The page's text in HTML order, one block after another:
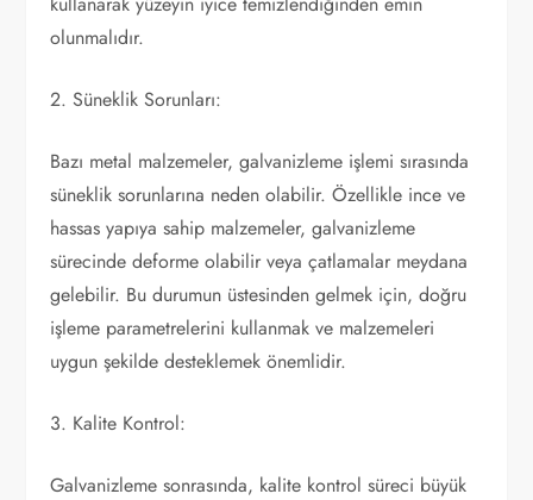
olunmalıdır.
2. Süneklik Sorunları:
Bazı metal malzemeler, galvanizleme işlemi sırasında
süneklik sorunlarına neden olabilir. Özellikle ince ve
hassas yapıya sahip malzemeler, galvanizleme
sürecinde deforme olabilir veya çatlamalar meydana
gelebilir. Bu durumun üstesinden gelmek için, doğru
işleme parametrelerini kullanmak ve malzemeleri
uygun şekilde desteklemek önemlidir.
3. Kalite Kontrol:
Galvanizleme sonrasında, kalite kontrol süreci büyük